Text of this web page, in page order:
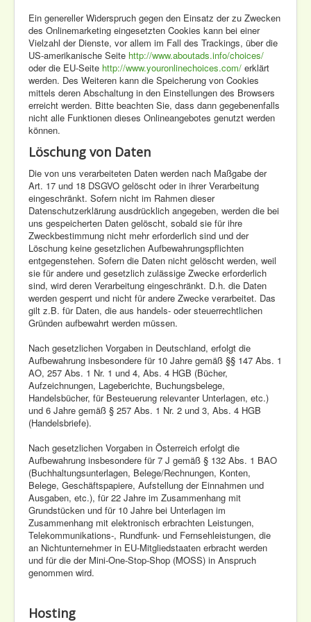
Ein genereller Widerspruch gegen den Einsatz der zu Zwecken
des Onlinemarketing eingesetzten Cookies kann bei einer
Vielzahl der Dienste, vor allem im Fall des Trackings, über die
US-amerikanische Seite http://www.aboutads.info/choices/
oder die EU-Seite http://www.youronlinechoices.com/ erklärt
werden. Des Weiteren kann die Speicherung von Cookies
mittels deren Abschaltung in den Einstellungen des Browsers
erreicht werden. Bitte beachten Sie, dass dann gegebenenfalls
nicht alle Funktionen dieses Onlineangebotes genutzt werden
können.
Löschung von Daten
Die von uns verarbeiteten Daten werden nach Maßgabe der
Art. 17 und 18 DSGVO gelöscht oder in ihrer Verarbeitung
eingeschränkt. Sofern nicht im Rahmen dieser
Datenschutzerklärung ausdrücklich angegeben, werden die bei
uns gespeicherten Daten gelöscht, sobald sie für ihre
Zweckbestimmung nicht mehr erforderlich sind und der
Löschung keine gesetzlichen Aufbewahrungspflichten
entgegenstehen. Sofern die Daten nicht gelöscht werden, weil
sie für andere und gesetzlich zulässige Zwecke erforderlich
sind, wird deren Verarbeitung eingeschränkt. D.h. die Daten
werden gesperrt und nicht für andere Zwecke verarbeitet. Das
gilt z.B. für Daten, die aus handels- oder steuerrechtlichen
Gründen aufbewahrt werden müssen.
Nach gesetzlichen Vorgaben in Deutschland, erfolgt die
Aufbewahrung insbesondere für 10 Jahre gemäß §§ 147 Abs. 1
AO, 257 Abs. 1 Nr. 1 und 4, Abs. 4 HGB (Bücher,
Aufzeichnungen, Lageberichte, Buchungsbelege,
Handelsbücher, für Besteuerung relevanter Unterlagen, etc.)
und 6 Jahre gemäß § 257 Abs. 1 Nr. 2 und 3, Abs. 4 HGB
(Handelsbriefe).
Nach gesetzlichen Vorgaben in Österreich erfolgt die
Aufbewahrung insbesondere für 7 J gemäß § 132 Abs. 1 BAO
(Buchhaltungsunterlagen, Belege/Rechnungen, Konten,
Belege, Geschäftspapiere, Aufstellung der Einnahmen und
Ausgaben, etc.), für 22 Jahre im Zusammenhang mit
Grundstücken und für 10 Jahre bei Unterlagen im
Zusammenhang mit elektronisch erbrachten Leistungen,
Telekommunikations-, Rundfunk- und Fernsehleistungen, die
an Nichtunternehmer in EU-Mitgliedstaaten erbracht werden
und für die der Mini-One-Stop-Shop (MOSS) in Anspruch
genommen wird.
Hosting